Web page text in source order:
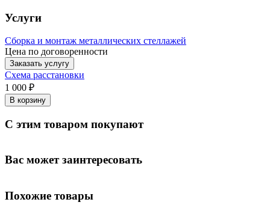
Услуги
Сборка и монтаж металлических стеллажей
Цена по договоренности
Заказать услугу
Схема расстановки
1 000 ₽
В корзину
С этим товаром покупают
Вас может заинтересовать
Похожие товары